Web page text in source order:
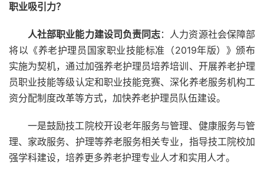
职业吸引力？
人社部职业能力建设司负责同志：人力资源社会保障部
将以《养老护理员国家职业技能标准（2019年版）》颁布
实施为契机，通过加强养老护理员培养培训、开展养老护理
员职业技能等级认定和职业技能竞赛、深化养老服务机构工
资分配制度改革等方式，加快养老护理员队伍建设。
一是鼓励技工院校开设老年服务与管理、健康服务与管
理、家政服务、护理等养老服务相关专业，指导技工院校加
强学科建设，培养更多养老护理专业人才和实用人才。